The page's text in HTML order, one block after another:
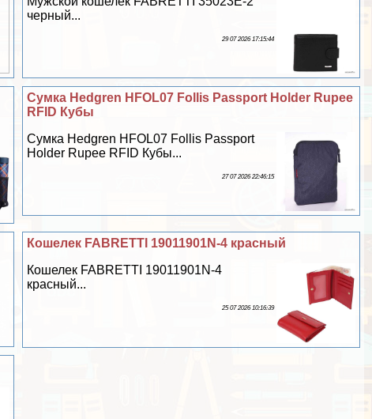
черный...
29 07 2026 17:15:44
Сумка Hedgren HFOL07 Follis Passport Holder Rupee
RFID Кубы
Сумка Hedgren HFOL07 Follis Passport
Holder Rupee RFID Кубы...
27 07 2026 22:46:15
Кошелек FABRETTI 19011901N-4 красный
Кошелек FABRETTI 19011901N-4
красный...
25 07 2026 10:16:39